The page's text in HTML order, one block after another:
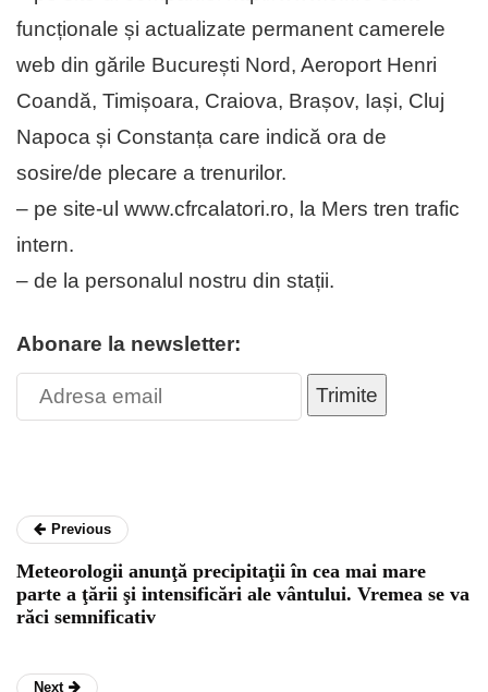
funcționale și actualizate permanent camerele
web din gările București Nord, Aeroport Henri
Coandă, Timișoara, Craiova, Brașov, Iași, Cluj
Napoca și Constanța care indică ora de
sosire/de plecare a trenurilor.
– pe site-ul www.cfrcalatori.ro, la Mers tren trafic
intern.
– de la personalul nostru din stații.
Abonare la newsletter:
Trimite
Previous
Meteorologii anunţă precipitaţii în cea mai mare
parte a ţării şi intensificări ale vântului. Vremea se va
răci semnificativ
Next